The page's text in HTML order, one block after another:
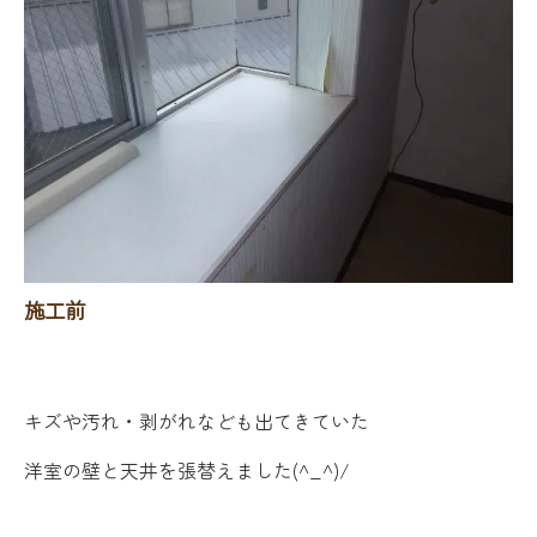
施工前
キズや汚れ・剥がれなども出てきていた
洋室の壁と天井を張替えました(^_^)/